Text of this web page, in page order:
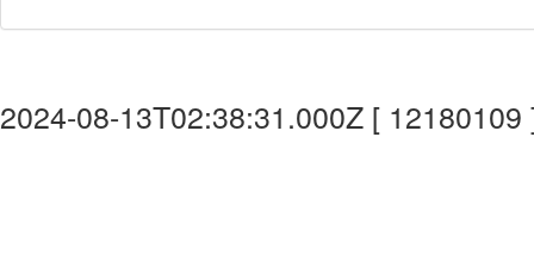
2024-08-13T02:38:31.000Z [ 12180109